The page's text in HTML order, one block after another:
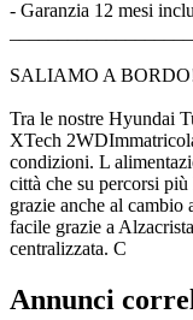
- Garanzia 12 mesi
SALIAMO A
Tra le nostre Hyundai
XTech
condizioni. L
città che su percorsi
grazie anche al
facile grazie a
centralizzata. C
Annunci